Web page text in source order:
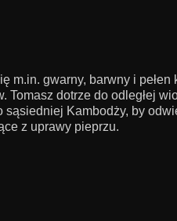
m.in. gwarny, barwny i pełen
Tomasz dotrze do odległej
Kambodży, by
z uprawy pieprzu.